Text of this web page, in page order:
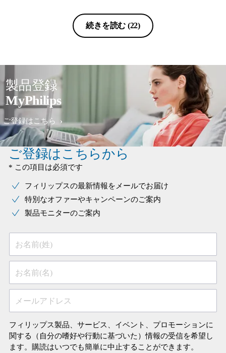
先でもひとつqiの充電パッドを持ち歩
けばiPhoneもこのシェーバーも充電で
きるので荷物も嵩張りませんでした。
続きを読む (22)
製品登録
MyPhilips
ご登録はこちら
ご登録はこちらから
* この項目は必須です
フィリップスの最新情報をメールでお届け
特別なオファーやキャンペーンのご案内
製品モニターのご案内
お名前(姓)
お名前(名)
メールアドレス
フィリップス製品、サービス、イベント、プロモーションに
関する（自分の嗜好や行動に基づいた）情報の受信を希望し
ます。購読はいつでも簡単に中止することができます。